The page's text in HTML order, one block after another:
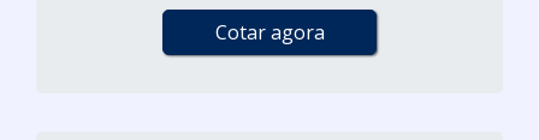
Cotar agora